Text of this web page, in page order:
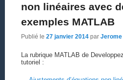
non linéaires avec
exemples MATLAB
Publié le 27 janvier 2014 par
La rubrique MATLAB de
tutoriel :